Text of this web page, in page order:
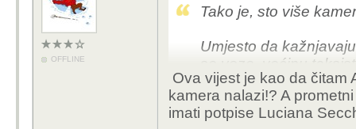
na promet. Meni su
izrazito nejednolikom
kujac ako bi netko
Smeta me sto
vrijeme smeta me sto
OFFLINE
Tako je, sto više
Umjesto da
se voze, većinu
koji ne vežu djecu
romobilima, divljake
promijeniti.
Ova vijest je kao da čitam
kamera nalazi!? A
imati potpise Luciana